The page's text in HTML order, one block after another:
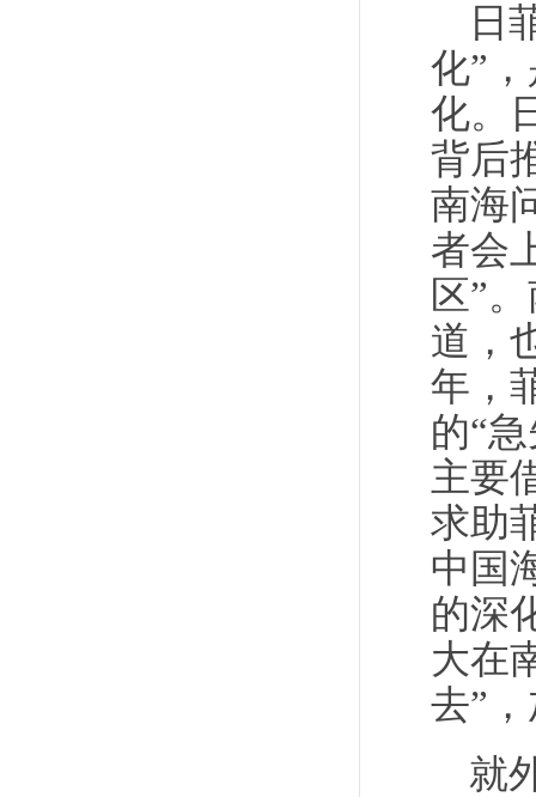
日
化”
化。
背后
南海
者会
区”
道，
年，
的“
主要
求助
中国
的深
大在
去”
就